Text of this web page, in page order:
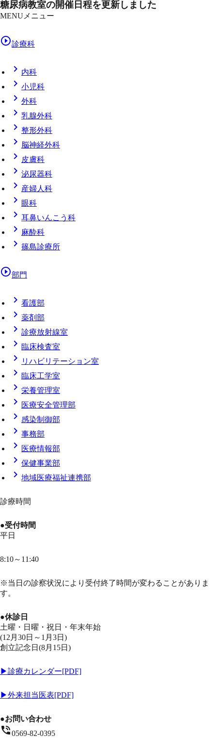
糖尿病教室の開催日程を更新しました
MENU メニュー
play_circle_outline診療科
chevron_right 内科
chevron_right 小児科
chevron_right 外科
chevron_right 乳腺外科
chevron_right 整形外科
chevron_right 脳神経外科
chevron_right 皮膚科
chevron_right 泌尿器科
chevron_right 産婦人科
chevron_right 眼科
chevron_right 耳鼻いんこう科
chevron_right 麻酔科
chevron_right 篠島診療所
play_circle_outline部門
chevron_right 看護部
chevron_right 薬剤部
chevron_right 診療放射線室
chevron_right 臨床検査室
chevron_right リハビリテーション室
chevron_right 臨床工学室
chevron_right 栄養管理室
chevron_right 医療安全管理部
chevron_right 感染制御部
chevron_right 事務部
chevron_right 医療情報部
chevron_right 保健事業部
chevron_right 地域医療福祉連携部
診療時間
●受付時間
平日
8:10～11:40
※当日の診察状況により受付終了時間が変わることがありま
す。
●休診日
土曜・日曜・祝日・年末年始
(12月30日～1月3日)
創立記念日(8月15日)
▶診療カレンダー[PDF]
▶外来担当医表[PDF]
●お問い合わせ
phone_in_talk0569-82-0395